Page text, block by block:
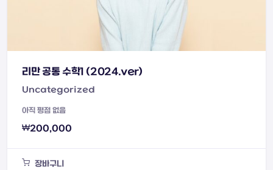
리만 공통 수학1 (2024.ver)
Uncategorized
아직 평점 없음
₩200,000
장바구니